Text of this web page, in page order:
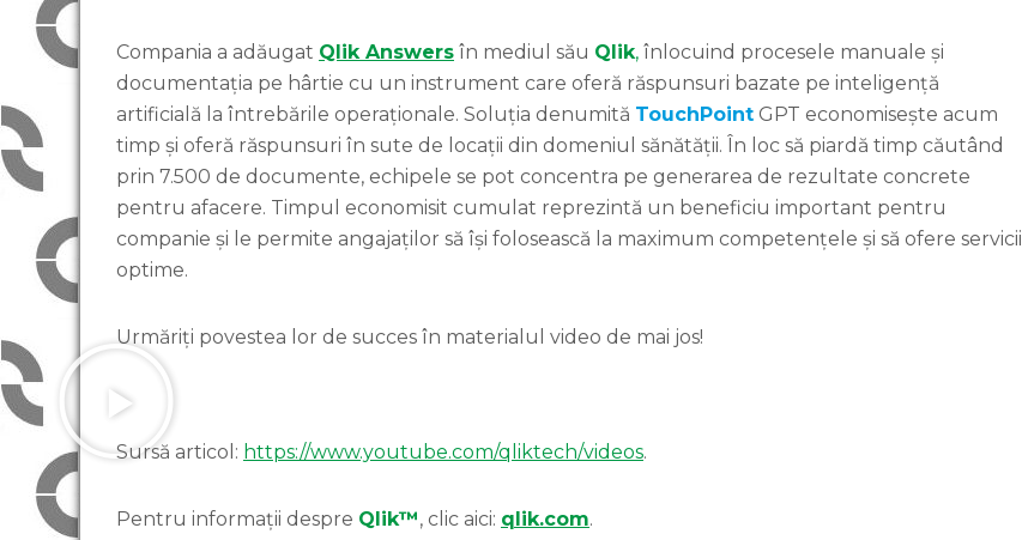
Compania a adăugat Qlik Answers în mediul său Qlik, înlocuind procesele manuale și
documentația pe hârtie cu un instrument care oferă răspunsuri bazate pe inteligență
artificială la întrebările operaționale. Soluția denumită TouchPoint GPT economisește acum
timp și oferă răspunsuri în sute de locații din domeniul sănătății. În loc să piardă timp căutând
prin 7.500 de documente, echipele se pot concentra pe generarea de rezultate concrete
pentru afacere. Timpul economisit cumulat reprezintă un beneficiu important pentru
companie și le permite angajaților să își folosească la maximum competențele și să ofere servicii
optime.
Urmăriți povestea lor de succes în materialul video de mai jos!
Sursă articol: https://www.youtube.com/qliktech/videos.
Pentru informații despre Qlik™, clic aici: qlik.com.